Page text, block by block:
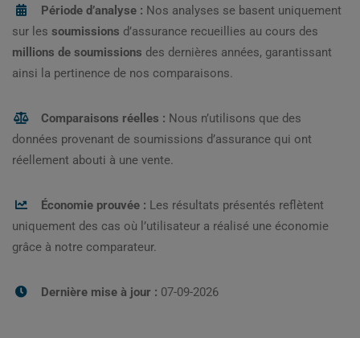
Période d’analyse : Nos analyses se basent uniquement
sur les soumissions d’assurance recueillies au cours des
millions de soumissions des dernières années, garantissant
ainsi la pertinence de nos comparaisons.
Comparaisons réelles : Nous n’utilisons que des
données provenant de soumissions d’assurance qui ont
réellement abouti à une vente.
Économie prouvée : Les résultats présentés reflètent
uniquement des cas où l’utilisateur a réalisé une économie
grâce à notre comparateur.
Dernière mise à jour : 07-09-2026